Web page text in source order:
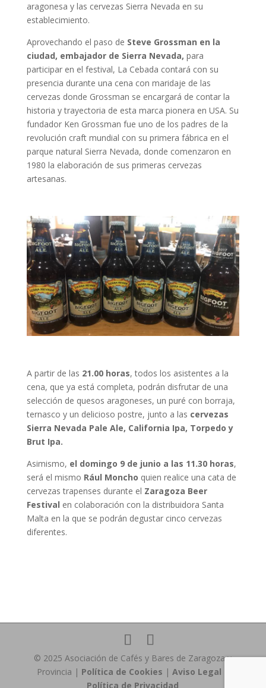
aragonesa y las cervezas Sierra Nevada en su
establecimiento.
Aprovechando el paso de Steve Grossman en la
ciudad, embajador de Sierra Nevada, para
participar en el festival, La Cebada contará con su
presencia durante una cena con maridaje de las
cervezas donde Grossman se encargará de contar la
historia y trayectoria de esta marca pionera en USA. Su
fundador Ken Grossman fue uno de los padres de la
revolución craft mundial con su primera fábrica en el
parque natural Sierra Nevada, donde comenzaron en
1980 la elaboración de sus primeras cervezas
artesanas.
A partir de las 21.00 horas, todos los asistentes a la
cena, que ya está completa, podrán disfrutar de una
selección de quesos aragoneses, un puré con borraja,
ternasco y un delicioso postre, junto a las cervezas
Sierra Nevada Pale Ale, California Ipa, Torpedo y
Brut Ipa.
Asimismo, el domingo 9 de junio a las 11.30 horas,
será el mismo Rául Moncho quien realice una cata de
cervezas trapenses durante el Zaragoza Beer
Festival en colaboración con la distribuidora Santa
Malta en la que se podrán degustar cinco cervezas
diferentes.
© 2025 Asociación de Cafés y Bares de Zaragoza y
Provincia | Política de Cookies |Aviso Legal
Política de Privacidad